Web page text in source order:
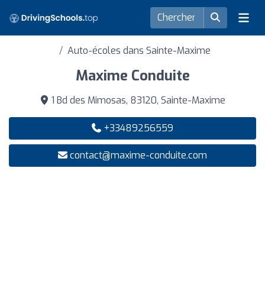
Auto-écoles dans Sainte-Maxime
Maxime Conduite
1 Bd des Mimosas, 83120, Sainte-Maxime
+33489256559
contact@maxime-conduite.com